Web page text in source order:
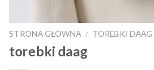
STRONA GŁÓWNA / TOREBKI DAAG
torebki daag